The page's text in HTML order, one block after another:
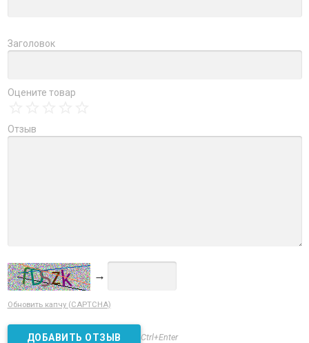
Заголовок
Оцените товар
Отзыв
→
Обновить капчу (CAPTCHA)
Ctrl+Enter